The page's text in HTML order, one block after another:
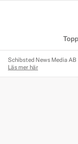
Schibsted News Media
Läs mer här